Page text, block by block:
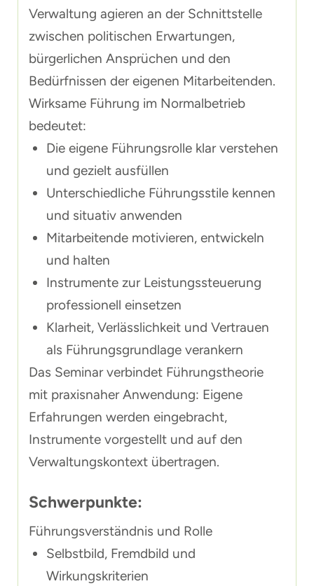
Verwaltung agieren an der Schnittstelle
zwischen politischen Erwartungen,
bürgerlichen Ansprüchen und den
Bedürfnissen der eigenen Mitarbeitenden.
Wirksame Führung im Normalbetrieb
bedeutet:
Die eigene Führungsrolle klar verstehen
und gezielt ausfüllen
Unterschiedliche Führungsstile kennen
und situativ anwenden
Mitarbeitende motivieren, entwickeln
und halten
Instrumente zur Leistungssteuerung
professionell einsetzen
Klarheit, Verlässlichkeit und Vertrauen
als Führungsgrundlage verankern
Das Seminar verbindet Führungstheorie
mit praxisnaher Anwendung: Eigene
Erfahrungen werden eingebracht,
Instrumente vorgestellt und auf den
Verwaltungskontext übertragen.
Schwerpunkte:
Führungsverständnis und Rolle
Selbstbild, Fremdbild und
Wirkungskriterien